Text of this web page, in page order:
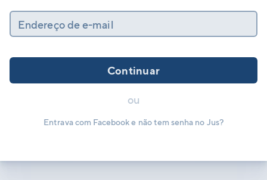
Endereço de e-mail
Continuar
ou
Entrava com Facebook e não tem senha no Jus?